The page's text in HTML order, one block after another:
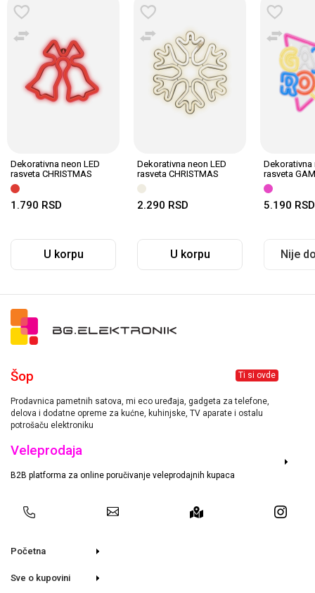
Dekorativna neon LED
rasveta CHRISTMAS
BELLS
1.790 RSD
U korpu
Dekorativna neon LED
rasveta CHRISTMAS
SNOWFLAKE
2.290 RSD
U korpu
Dekorativna
rasveta
5.190 RSD
Nije
Ti si ovde
Šop
Prodavnica pametnih satova, mi eco uređaja, gadgeta za telefone,
delova i dodatne opreme za kućne, kuhinjske, TV aparate i ostalu
potrošaču elektroniku
Veleprodaja
B2B platforma za online poručivanje veleprodajnih kupaca
Početna
Sve o kupovini